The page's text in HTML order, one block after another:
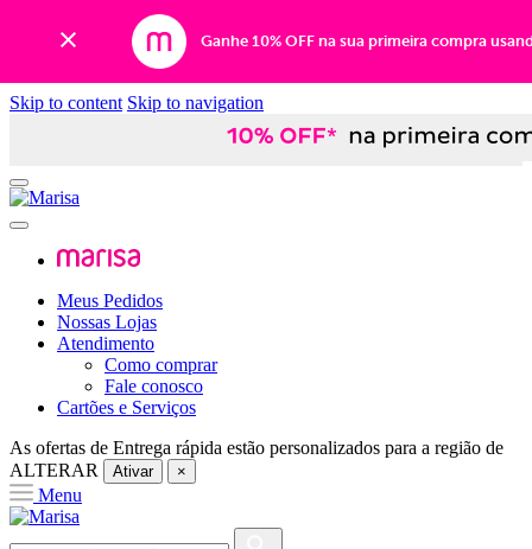
Ganhe 10% OFF na sua primeira compra
Skip to content Skip to navigation
Meus Pedidos
Nossas Lojas
Atendimento
Como comprar
Fale conosco
Cartões e Serviços
As ofertas de Entrega rápida estão personalizados para a região de
ALTERAR
Ativar ×
Menu